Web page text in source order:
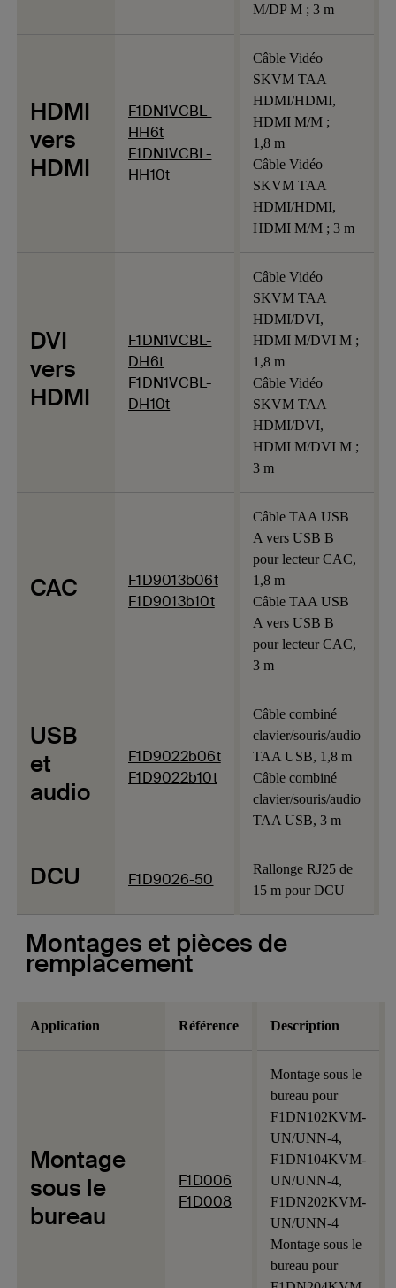
M/DP M ; 3 m
HDMI
vers
HDMI
F1DN1VCBL-
HH6t
F1DN1VCBL-
HH10t
Câble Vidéo
SKVM TAA
HDMI/HDMI,
HDMI M/M ;
1,8 m
Câble Vidéo
SKVM TAA
HDMI/HDMI,
HDMI M/M ; 3 m
DVI
vers
HDMI
F1DN1VCBL-
DH6t
F1DN1VCBL-
DH10t
Câble Vidéo
SKVM TAA
HDMI/DVI,
HDMI M/DVI M ;
1,8 m
Câble Vidéo
SKVM TAA
HDMI/DVI,
HDMI M/DVI M ;
3 m
CAC
F1D9013b06t
F1D9013b10t
Câble TAA USB
A vers USB B
pour lecteur CAC,
1,8 m
Câble TAA USB
A vers USB B
pour lecteur CAC,
3 m
USB
et
audio
F1D9022b06t
F1D9022b10t
Câble combiné
clavier/souris/audio
TAA USB, 1,8 m
Câble combiné
clavier/souris/audio
TAA USB, 3 m
DCU F1D9026-50
Rallonge RJ25 de
15 m pour DCU
Montages et pièces de
remplacement
Application Référence Description
Montage
sous le
bureau
F1D006
F1D008
Montage sous le
bureau pour
F1DN102KVM-
UN/UNN-4,
F1DN104KVM-
UN/UNN-4,
F1DN202KVM-
UN/UNN-4
Montage sous le
bureau pour